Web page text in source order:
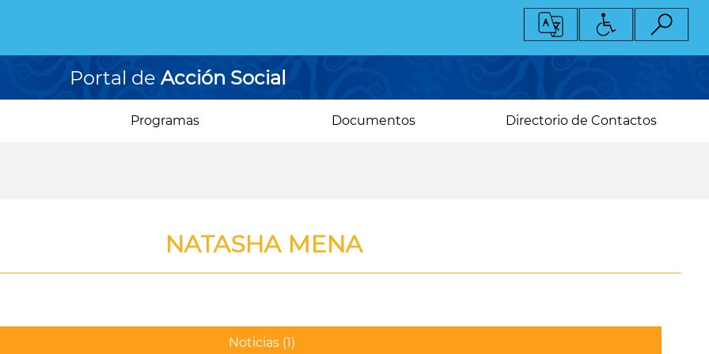
Portal de Acción Social
Programas Documentos Directorio de Contactos
NATASHA MENA
Noticias (1)